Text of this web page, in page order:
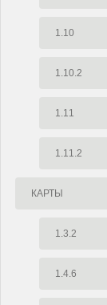
1.10
1.10.2
1.11
1.11.2
КАРТЫ
1.3.2
1.4.6